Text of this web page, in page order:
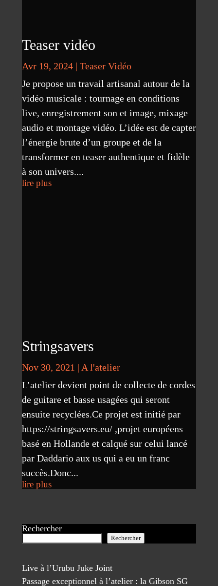
Teaser vidéo
Avr 19, 2024| Teaser Vidéo
Je propose un travail artisanal autour de la
vidéo musicale : tournage en conditions
live, enregistrement son et image, mixage
audio et montage vidéo. L’idée est de capter
l’énergie brute d’un groupe et de la
transformer en teaser authentique et fidèle
à son univers....
lire plus
Stringsavers
Nov 30, 2021 | A l'atelier
L’atelier devient point de collecte de cordes
de guitare et basse usagées qui seront
ensuite recyclées.Ce projet est initié par
https://stringsavers.eu/ ,projet européens
basé en Hollande et calqué sur celui lancé
par Daddario aux us qui a eu un franc
succès.Donc...
lire plus
Rechercher
Rechercher
Live à l’Urubu Juke Joint
Passage exceptionnel à l’atelier : la Gibson SG